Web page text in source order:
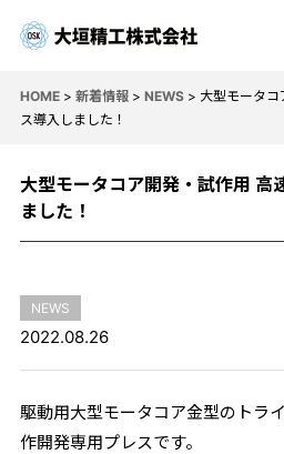
HOME> 新着情報> NEWS> 大型モータ
ス導入しました！
大型モータコア開発・試作用
ました！
NEWS
2022.08.26
駆動用大型モータコア金型のトラ
作開発専用プレスです。